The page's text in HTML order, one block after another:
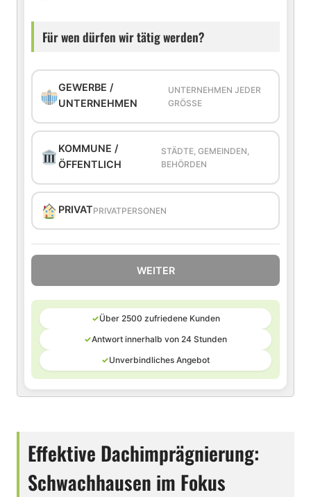
Für wen dürfen wir tätig werden?
GEWERBE /
UNTERNEHMEN
UNTERNEHMEN JEDER
GRÖSSE
KOMMUNE /
ÖFFENTLICH
STÄDTE, GEMEINDEN,
BEHÖRDEN
PRIVATPRIVATPERSONEN
WEITER
✓Über 2500 zufriedene Kunden
✓Antwort innerhalb von 24 Stunden
✓Unverbindliches Angebot
Effektive Dachimprägnierung:
Schwachhausen im Fokus